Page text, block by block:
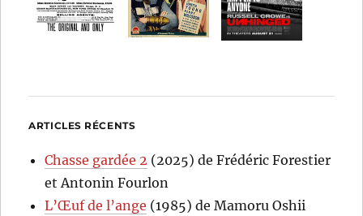
ARTICLES RÉCENTS
Chasse gardée 2 (2025) de Frédéric Forestier
et Antonin Fourlon
L’Œuf de l’ange (1985) de Mamoru Oshii